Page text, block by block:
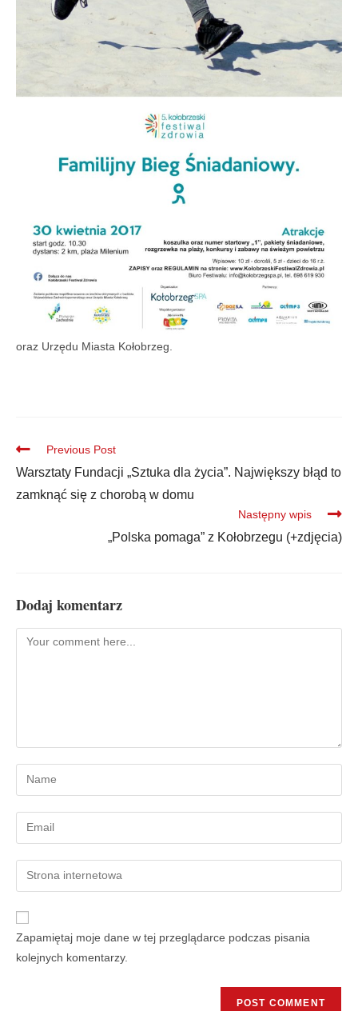
oraz Urzędu Miasta Kołobrzeg.
Previous Post
Warsztaty Fundacji „Sztuka dla życia”. Największy błąd to
zamknąć się z chorobą w domu
Następny wpis
„Polska pomaga” z Kołobrzegu (+zdjęcia)
Dodaj komentarz
Zapamiętaj moje dane w tej przeglądarce podczas pisania
kolejnych komentarzy.